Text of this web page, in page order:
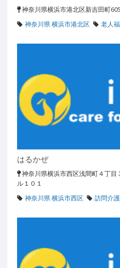
神奈川県横浜市港北区新吉田町
神奈川県 横浜市港北区
老人
はるかぜ
神奈川県横浜市西区浅間町４丁
ル１０１
神奈川県 横浜市西区
訪問介護